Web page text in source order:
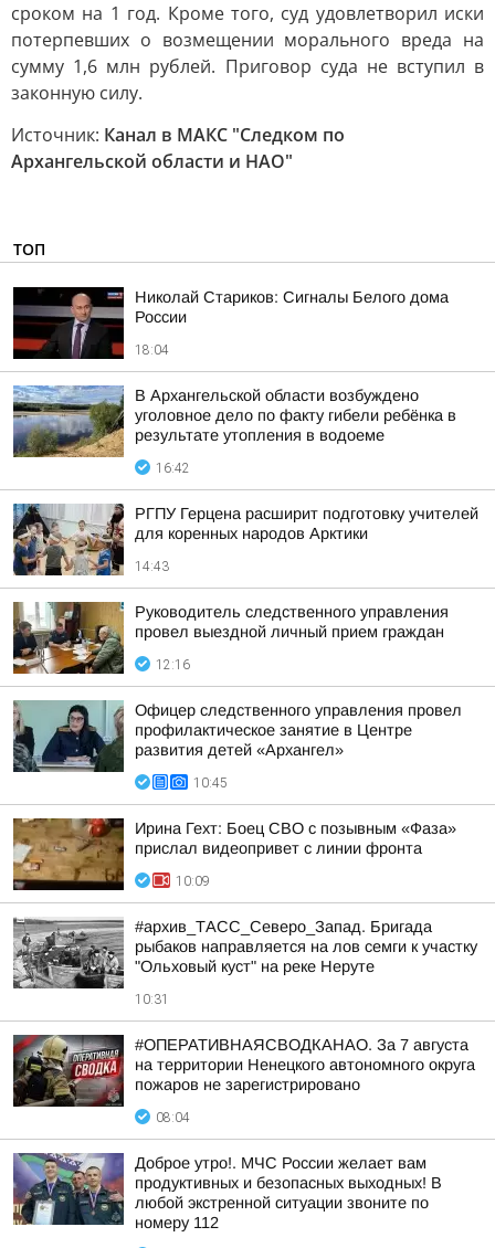
сроком на 1 год. Кроме того, суд удовлетворил иски
потерпевших о возмещении морального вреда на
сумму 1,6 млн рублей. Приговор суда не вступил в
законную силу.
Источник: Канал в МАКС "Следком по
Архангельской области и НАО"
ТОП
Николай Стариков: Сигналы Белого дома
России
18:04
В Архангельской области возбуждено
уголовное дело по факту гибели ребёнка в
результате утопления в водоеме
16:42
РГПУ Герцена расширит подготовку учителей
для коренных народов Арктики
14:43
Руководитель следственного управления
провел выездной личный прием граждан
12:16
Офицер следственного управления провел
профилактическое занятие в Центре
развития детей «Архангел»
10:45
Ирина Гехт: Боец СВО с позывным «Фаза»
прислал видеопривет с линии фронта
10:09
#архив_ТАСС_Северо_Запад. Бригада
рыбаков направляется на лов семги к участку
"Ольховый куст" на реке Неруте
10:31
#ОПЕРАТИВНАЯСВОДКАНАО. За 7 августа
на территории Ненецкого автономного округа
пожаров не зарегистрировано
08:04
Доброе утро!. МЧС России желает вам
продуктивных и безопасных выходных! В
любой экстренной ситуации звоните по
номеру 112